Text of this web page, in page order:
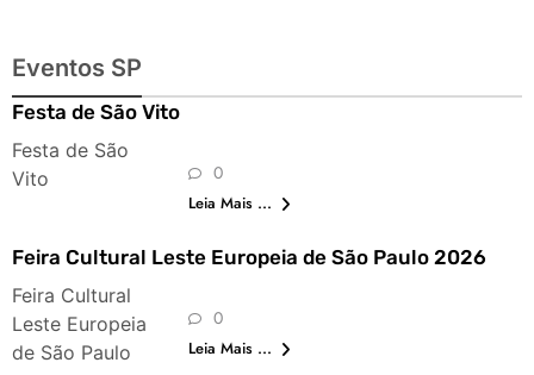
Eventos SP
Festa de São Vito
Festa de São
Vito
0
Leia Mais ...
Feira Cultural Leste Europeia de São Paulo 2026
Feira Cultural
Leste Europeia
de São Paulo
0
Leia Mais ...